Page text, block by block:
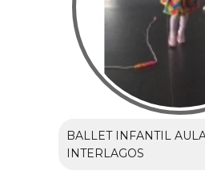
BALLET INFANTIL
INTERLAGOS